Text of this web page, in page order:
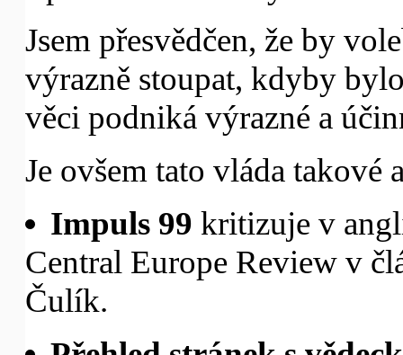
Jsem přesvědčen, že by
výrazně stoupat, kdyby
věci podniká výrazné a
Je ovšem tato vláda takové
Impuls 99 kritizuje v
Central Europe Review v
Čulík.